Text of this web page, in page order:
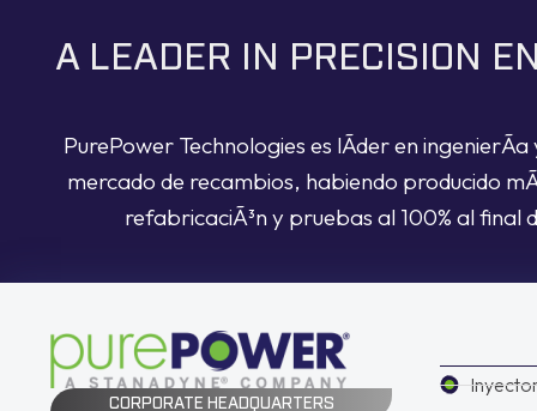
A LEADER IN PRECISION
PurePower Technologies es lÃ­der en
mercado de recambios, habiendo producido
refabricaciÃ³n y pruebas al 100% al
CORPORATE HEADQUARTERS